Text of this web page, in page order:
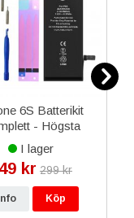
6S Batterikit
- Högsta
kvalitet
I lager
kr 299 kr
Köp